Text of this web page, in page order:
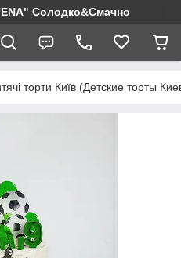
Солодко&Смачно
торти Київ (Детские торты